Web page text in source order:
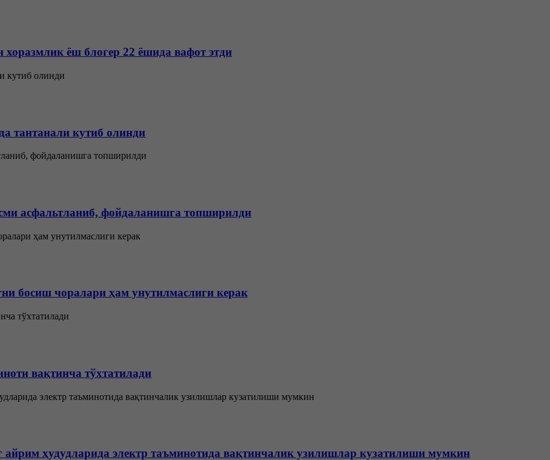
ёш блогер 22 ёшида вафот этди
тантанали кутиб олинди
асфальтланиб, фойдаланишга топширилди
босиш чоралари ҳам унутилмаслиги керак
вақтинча тўхтатилади
ҳудудларида электр таъминотида вақтинчалик узилишлар кузатилиши мумкин